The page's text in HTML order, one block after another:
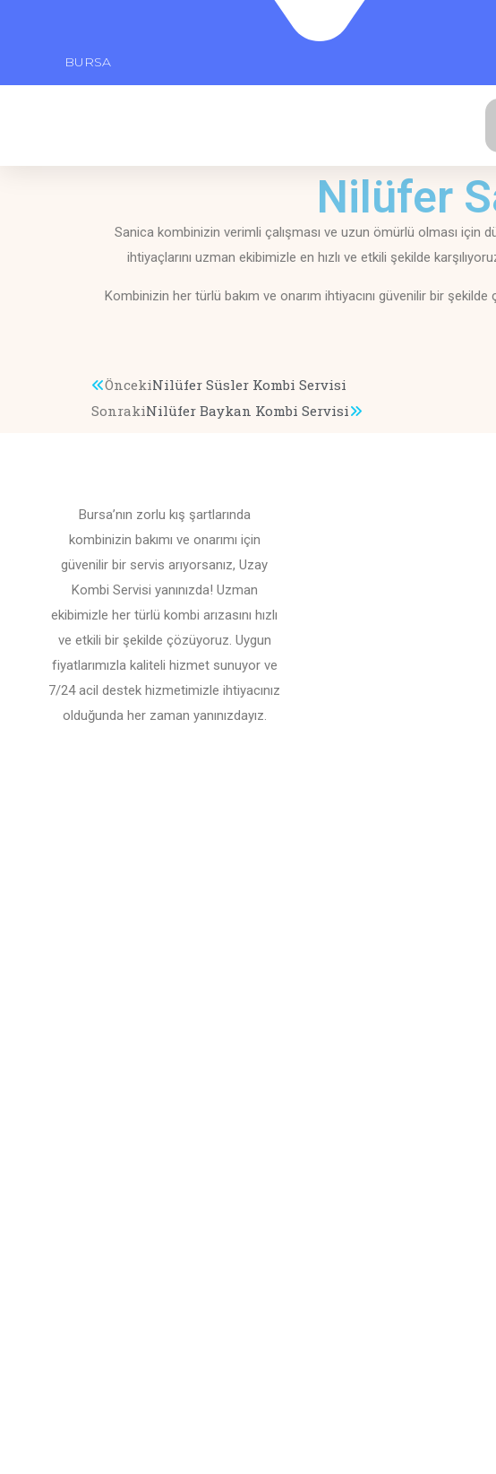
BURSA
Nilüfer
Sanica kombinizin verimli çalışması ve uzun ömürlü olması için
ihtiyaçlarını uzman ekibimizle en hızlı ve etkili şekilde
Kombinizin her türlü bakım ve onarım ihtiyacını güvenilir bir
ÖncekiNilüfer Süsler Kombi Servisi
SonrakiNilüfer Baykan Kombi Servisi
Bursa’nın zorlu kış şartlarında
kombinizin bakımı ve onarımı için
güvenilir bir servis arıyorsanız, Uzay
Kombi Servisi yanınızda! Uzman
ekibimizle her türlü kombi arızasını hızlı
ve etkili bir şekilde çözüyoruz. Uygun
fiyatlarımızla kaliteli hizmet sunuyor ve
7/24 acil destek hizmetimizle ihtiyacınız
olduğunda her zaman yanınızdayız.